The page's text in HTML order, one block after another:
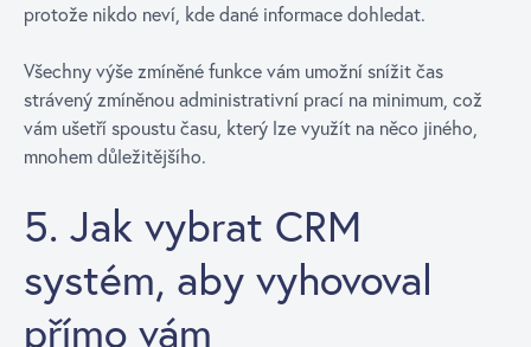
protože nikdo neví, kde dané informace dohledat.
Všechny výše zmíněné funkce vám umožní snížit čas
strávený zmíněnou administrativní prací na minimum, což
vám ušetří spoustu času, který lze využít na něco jiného,
mnohem důležitějšího.
5. Jak vybrat CRM
systém, aby vyhovoval
přímo vám